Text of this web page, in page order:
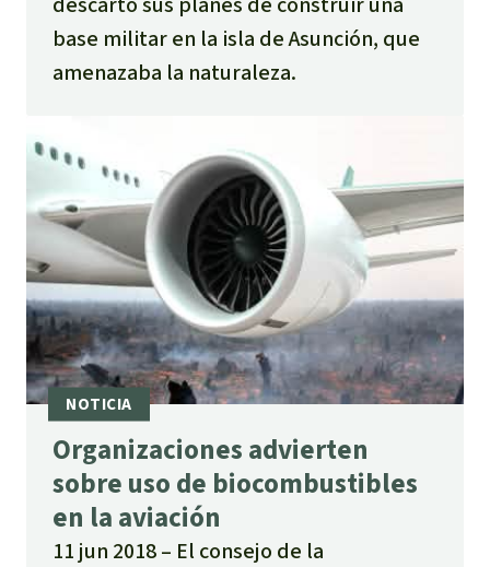
base militar en la isla de Asunción, que
amenazaba la naturaleza.
Organizaciones advierten
sobre uso de biocombustibles
en la aviación
11 jun 2018
El consejo de la